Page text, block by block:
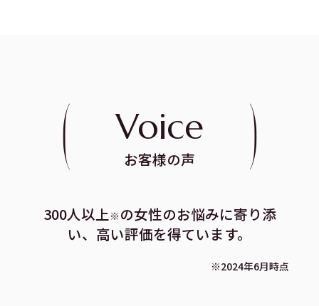
Voice
お客様の声
300人以上※ の女性のお悩みに寄り添
い、高い評価を得ています。
※2024年6月時点